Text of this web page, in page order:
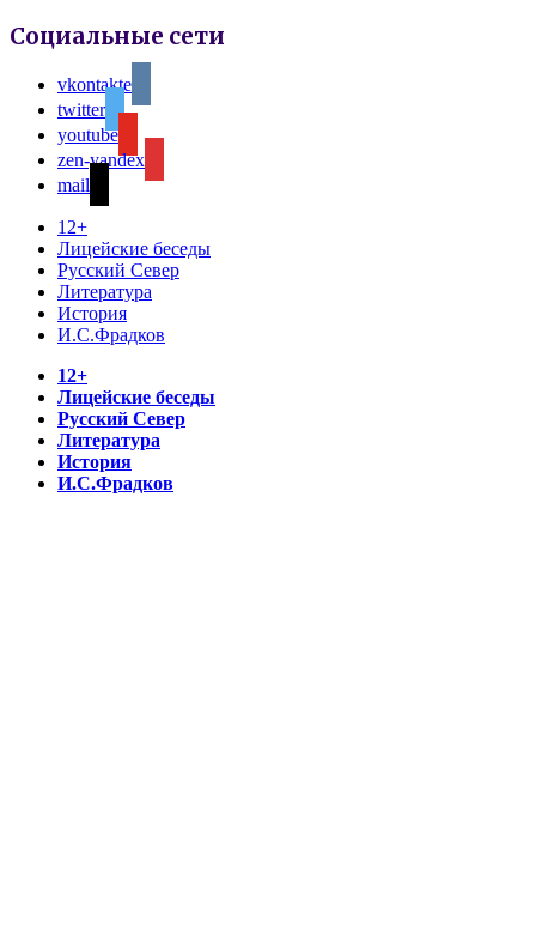
Социальные сети
vkontakte
twitter
youtube
zen-yandex
mail
12+
Лицейские беседы
Русский Север
Литература
История
И.С.Фрадков
12+
Лицейские беседы
Русский Север
Литература
История
И.С.Фрадков